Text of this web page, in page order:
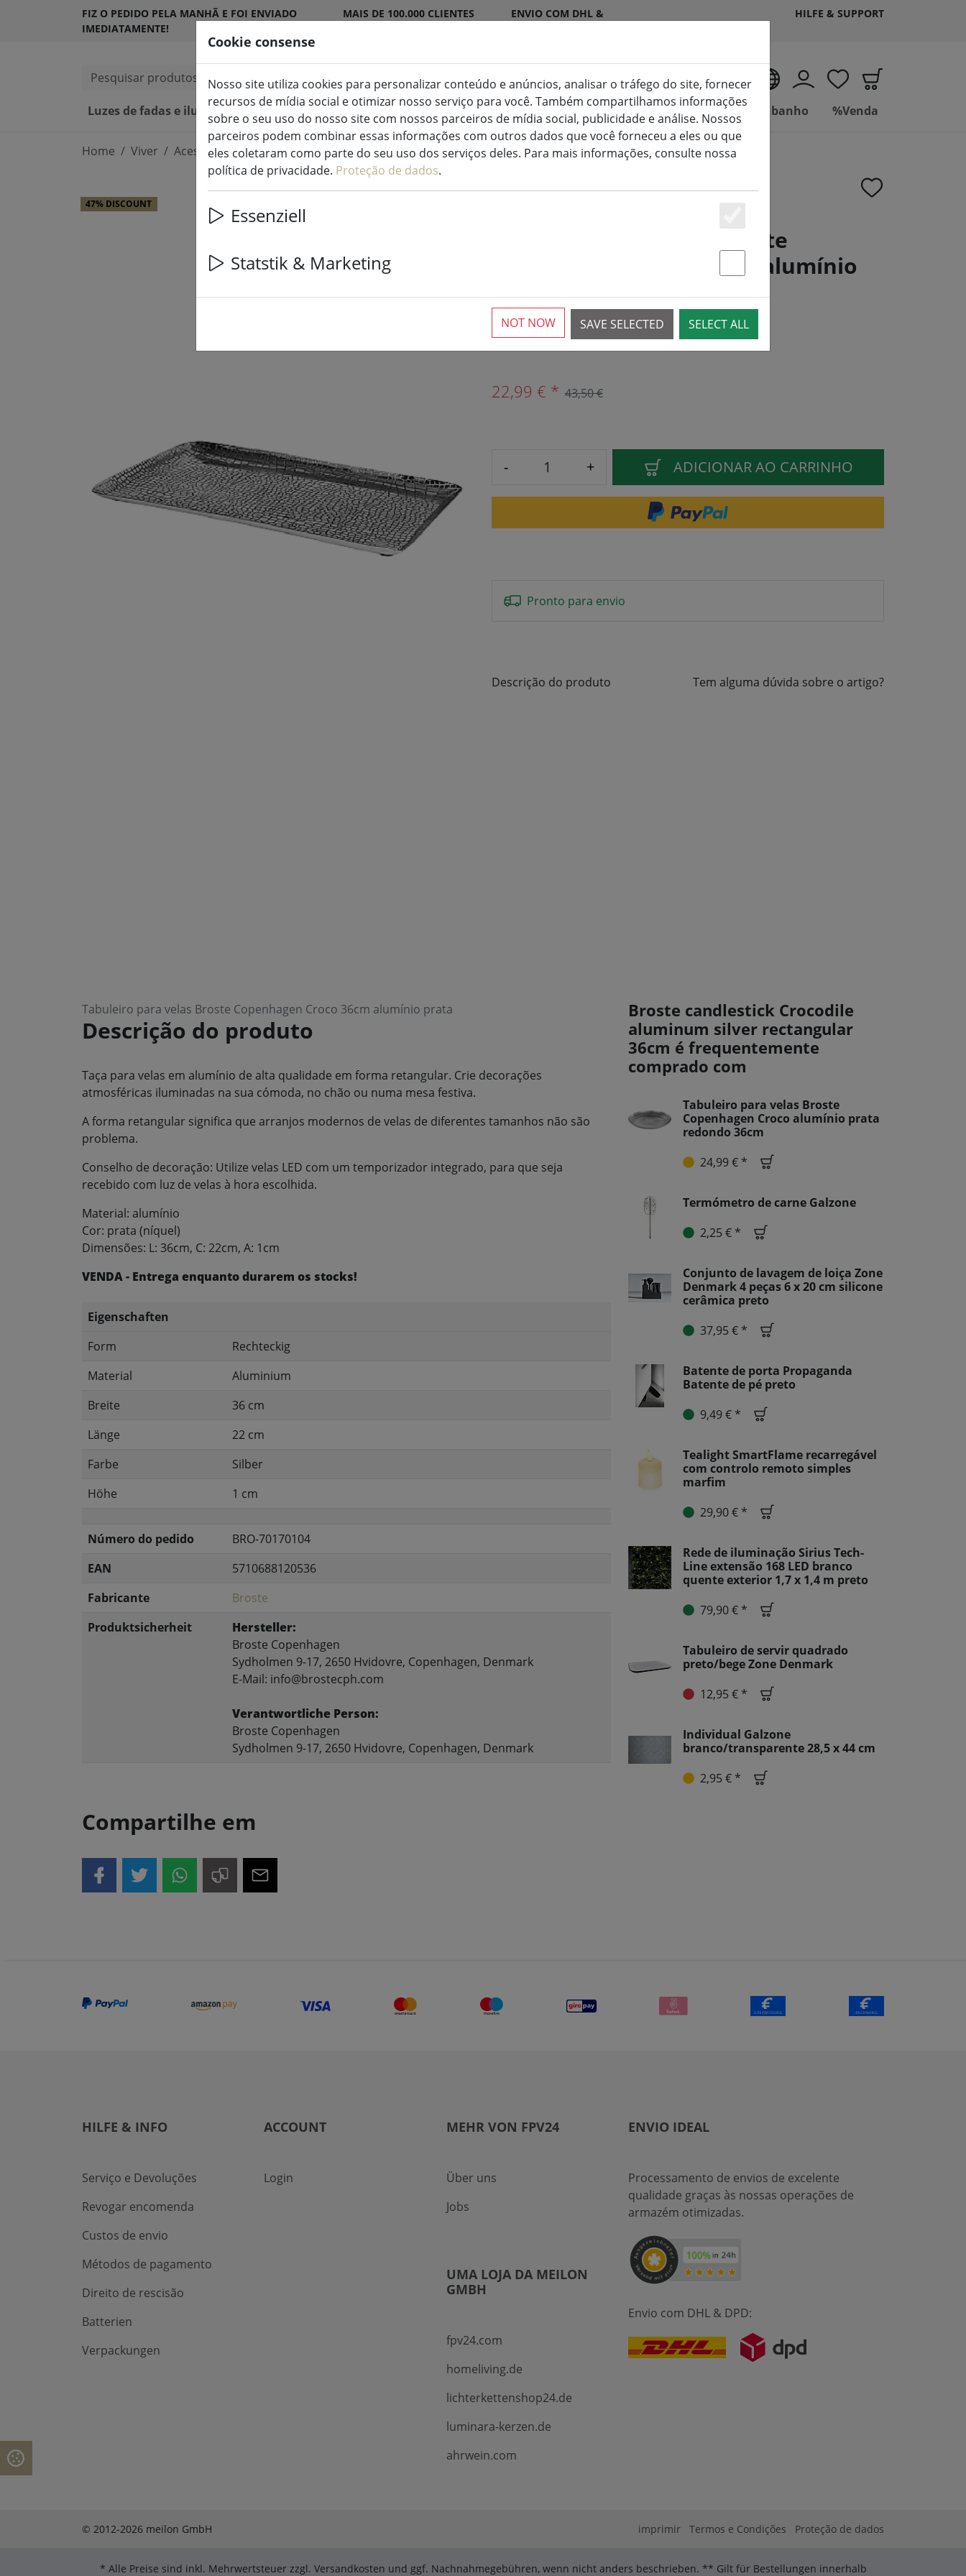
FIZ O PEDIDO PELA MANHÃ E FOI ENVIADO
IMEDIATAMENTE!
MAIS DE 100.000 CLIENTES
ENVIO COM DHL &
HILFE & SUPPORT
Pesquisar produtos
PT
Luzes de fadas e iluminação
Velas LED para interior e exterior Cozinha e alimentação Viver Casa de banho %Venda
Home Viver Acessórios para casa
Tabuleiro para velas Broste
Copenhagen Croco 36cm alumínio
prata
47% DISCOUNT
3 Disponível
22,99 € * 43,50 €
- + ADICIONAR AO CARRINHO
Pronto para envio
Descrição do produto Tem alguma dúvida sobre o artigo?
Tabuleiro para velas Broste Copenhagen Croco 36cm alumínio prata
Descrição do produto
Taça para velas em alumínio de alta qualidade em forma retangular. Crie decorações
atmosféricas iluminadas na sua cómoda, no chão ou numa mesa festiva.
A forma retangular significa que arranjos modernos de velas de diferentes tamanhos não são
problema.
Conselho de decoração: Utilize velas LED com um temporizador integrado, para que seja
recebido com luz de velas à hora escolhida.
Material: alumínio
Cor: prata (níquel)
Dimensões: L: 36cm, C: 22cm, A: 1cm
VENDA - Entrega enquanto durarem os stocks!
Eigenschaften
Form
Rechteckig
Material
Aluminium
Breite
36 cm
Länge
22 cm
Farbe
Silber
Höhe
1 cm
Número do pedido
BRO-70170104
EAN
5710688120536
Fabricante
Broste
Produktsicherheit
Hersteller:
Broste Copenhagen
Sydholmen 9-17, 2650 Hvidovre, Copenhagen, Denmark
E-Mail: info@brostecph.com
Verantwortliche Person:
Broste Copenhagen
Sydholmen 9-17, 2650 Hvidovre, Copenhagen, Denmark
Compartilhe em
Broste candlestick Crocodile
aluminum silver rectangular
36cm é frequentemente
comprado com
Tabuleiro para velas Broste
Copenhagen Croco alumínio prata
redondo 36cm
24,99 € *
Termómetro de carne Galzone
2,25 € *
Conjunto de lavagem de loiça Zone
Denmark 4 peças 6 x 20 cm silicone
cerâmica preto
37,95 € *
Batente de porta Propaganda
Batente de pé preto
9,49 € *
Tealight SmartFlame recarregável
com controlo remoto simples
marfim
29,90 € *
Rede de iluminação Sirius Tech-
Line extensão 168 LED branco
quente exterior 1,7 x 1,4 m preto
79,90 € *
Tabuleiro de servir quadrado
preto/bege Zone Denmark
12,95 € *
Individual Galzone
branco/transparente 28,5 x 44 cm
2,95 € *
HILFE & INFO
Serviço e Devoluções
Revogar encomenda
Custos de envio
Métodos de pagamento
Direito de rescisão
Batterien
Verpackungen
ACCOUNT
Login
MEHR VON FPV24
Über uns
Jobs
UMA LOJA DA MEILON
GMBH
fpv24.com
homeliving.de
lichterkettenshop24.de
luminara-kerzen.de
ahrwein.com
ENVIO IDEAL
Processamento de envios de excelente
qualidade graças às nossas operações de
armazém otimizadas.
Envio com DHL & DPD:
© 2012-2026 meilon GmbH imprimir Termos e Condições Proteção de dados
* Alle Preise sind inkl. Mehrwertsteuer zzgl. Versandkosten und ggf. Nachnahmegebühren, wenn nicht anders beschrieben. ** Gilt für Bestellungen innerhalb
Cookie consense
Nosso site utiliza cookies para personalizar conteúdo e anúncios, analisar o tráfego do site, fornecer
recursos de mídia social e otimizar nosso serviço para você. Também compartilhamos informações
sobre o seu uso do nosso site com nossos parceiros de mídia social, publicidade e análise. Nossos
parceiros podem combinar essas informações com outros dados que você forneceu a eles ou que
eles coletaram como parte do seu uso dos serviços deles. Para mais informações, consulte nossa
política de privacidade. Proteção de dados.
Essenziell
Essenziell
Statstik & Marketing
Statstik & Marketing
SAVE SELECTED SELECT ALL
NOT NOW